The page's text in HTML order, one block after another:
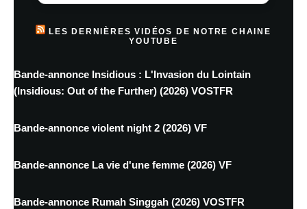
LES DERNIÈRES VIDÉOS DE NOTRE CHAINE
YOUTUBE
Bande-annonce Insidious : L'Invasion du Lointain
(Insidious: Out of the Further) (2026) VOSTFR
Bande-annonce violent night 2 (2026) VF
Bande-annonce La vie d'une femme (2026) VF
Bande-annonce Rumah Singgah (2026) VOSTFR